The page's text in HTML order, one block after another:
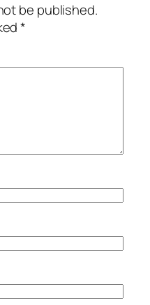
be published.
*